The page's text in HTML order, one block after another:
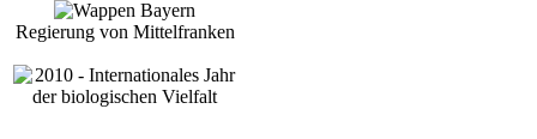
Regierung von Mittelfranken